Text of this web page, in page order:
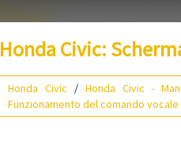
Honda Civic:
Honda Civic / Honda Civic -
Funzionamento del comando vocale